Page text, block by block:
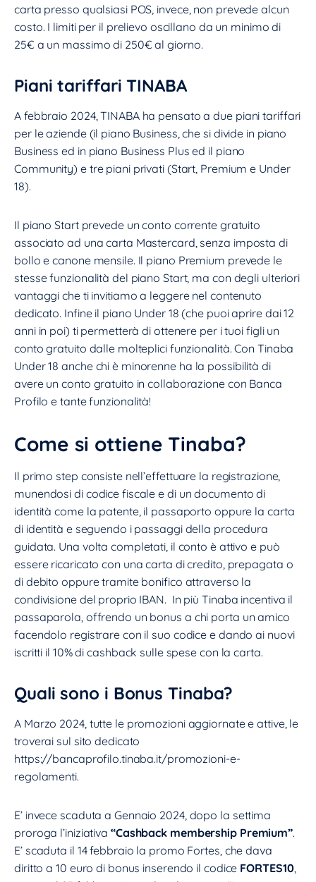
carta presso qualsiasi POS, invece, non prevede alcun
costo. I limiti per il prelievo oscillano da un minimo di
25€ a un massimo di 250€ al giorno.
Piani tariffari TINABA
A febbraio 2024, TINABA ha pensato a due piani tariffari
per le aziende (il piano Business, che si divide in piano
Business ed in piano Business Plus ed il piano
Community) e tre piani privati (Start, Premium e Under
18).
Il piano Start prevede un conto corrente gratuito
associato ad una carta Mastercard, senza imposta di
bollo e canone mensile. Il piano Premium prevede le
stesse funzionalità del piano Start, ma con degli ulteriori
vantaggi che ti invitiamo a leggere nel contenuto
dedicato. Infine il piano Under 18 (che puoi aprire dai 12
anni in poi) ti permetterà di ottenere per i tuoi figli un
conto gratuito dalle molteplici funzionalità. Con Tinaba
Under 18 anche chi è minorenne ha la possibilità di
avere un conto gratuito in collaborazione con Banca
Profilo e tante funzionalità!
Come si ottiene Tinaba?
Il primo step consiste nell’effettuare la registrazione,
munendosi di codice fiscale e di un documento di
identità come la patente, il passaporto oppure la carta
di identità e seguendo i passaggi della procedura
guidata. Una volta completati, il conto è attivo e può
essere ricaricato con una carta di credito, prepagata o
di debito oppure tramite bonifico attraverso la
condivisione del proprio IBAN. In più Tinaba incentiva il
passaparola, offrendo un bonus a chi porta un amico
facendolo registrare con il suo codice e dando ai nuovi
iscritti il 10% di cashback sulle spese con la carta.
Quali sono i Bonus Tinaba?
A Marzo 2024, tutte le promozioni aggiornate e attive, le
troverai sul sito dedicato
https://bancaprofilo.tinaba.it/promozioni-e-
regolamenti.
E’ invece scaduta a Gennaio 2024, dopo la settima
proroga l’iniziativa “Cashback membership Premium”.
E’ scaduta il 14 febbraio la promo Fortes, che dava
diritto a 10 euro di bonus inserendo il codice FORTES10,